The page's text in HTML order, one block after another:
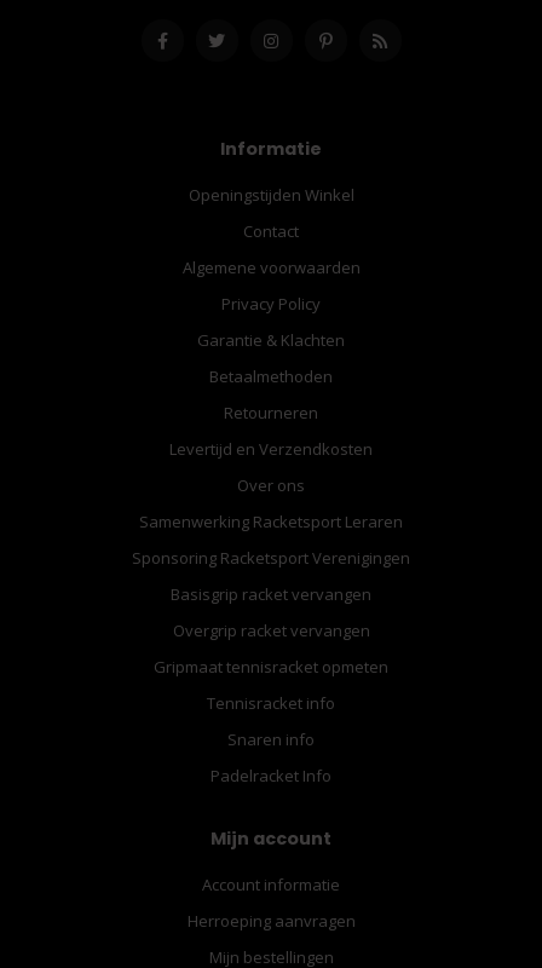
Informatie
Openingstijden Winkel
Contact
Algemene voorwaarden
Privacy Policy
Garantie & Klachten
Betaalmethoden
Retourneren
Levertijd en Verzendkosten
Over ons
Samenwerking Racketsport Leraren
Sponsoring Racketsport Verenigingen
Basisgrip racket vervangen
Overgrip racket vervangen
Gripmaat tennisracket opmeten
Tennisracket info
Snaren info
Padelracket Info
Mijn account
Account informatie
Herroeping aanvragen
Mijn bestellingen